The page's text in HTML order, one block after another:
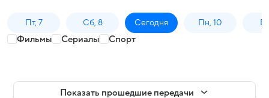
Пт, 7 Сб, 8 Сегодня Пн, 10
Фильмы Сериалы Спорт
Показать прошедшие передачи